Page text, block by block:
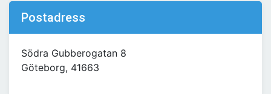
Postadress
Södra Gubberogatan 8
Göteborg, 41663